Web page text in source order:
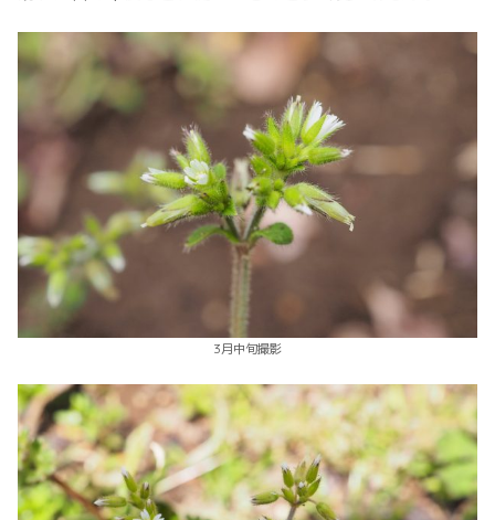
3月中旬撮影